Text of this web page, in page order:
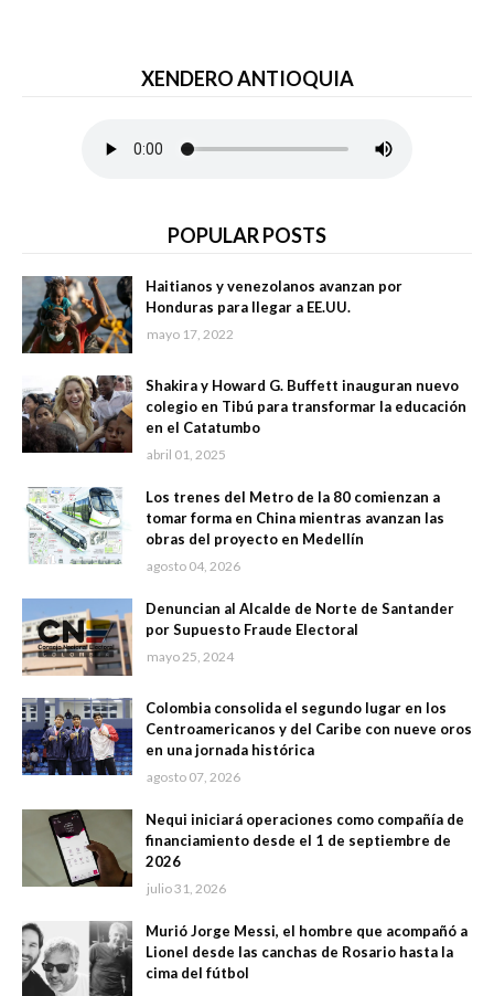
XENDERO ANTIOQUIA
POPULAR POSTS
Haitianos y venezolanos avanzan por
Honduras para llegar a EE.UU.
mayo 17, 2022
Shakira y Howard G. Buffett inauguran nuevo
colegio en Tibú para transformar la educación
en el Catatumbo
abril 01, 2025
Los trenes del Metro de la 80 comienzan a
tomar forma en China mientras avanzan las
obras del proyecto en Medellín
agosto 04, 2026
Denuncian al Alcalde de Norte de Santander
por Supuesto Fraude Electoral
mayo 25, 2024
Colombia consolida el segundo lugar en los
Centroamericanos y del Caribe con nueve oros
en una jornada histórica
agosto 07, 2026
Nequi iniciará operaciones como compañía de
financiamiento desde el 1 de septiembre de
2026
julio 31, 2026
Murió Jorge Messi, el hombre que acompañó a
Lionel desde las canchas de Rosario hasta la
cima del fútbol